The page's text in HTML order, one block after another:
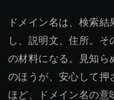
ドメイン名は、検索
し、説明文、住所。
の材料になる。見知ら
のほうが、安心して押
ほど、ドメイン名の意